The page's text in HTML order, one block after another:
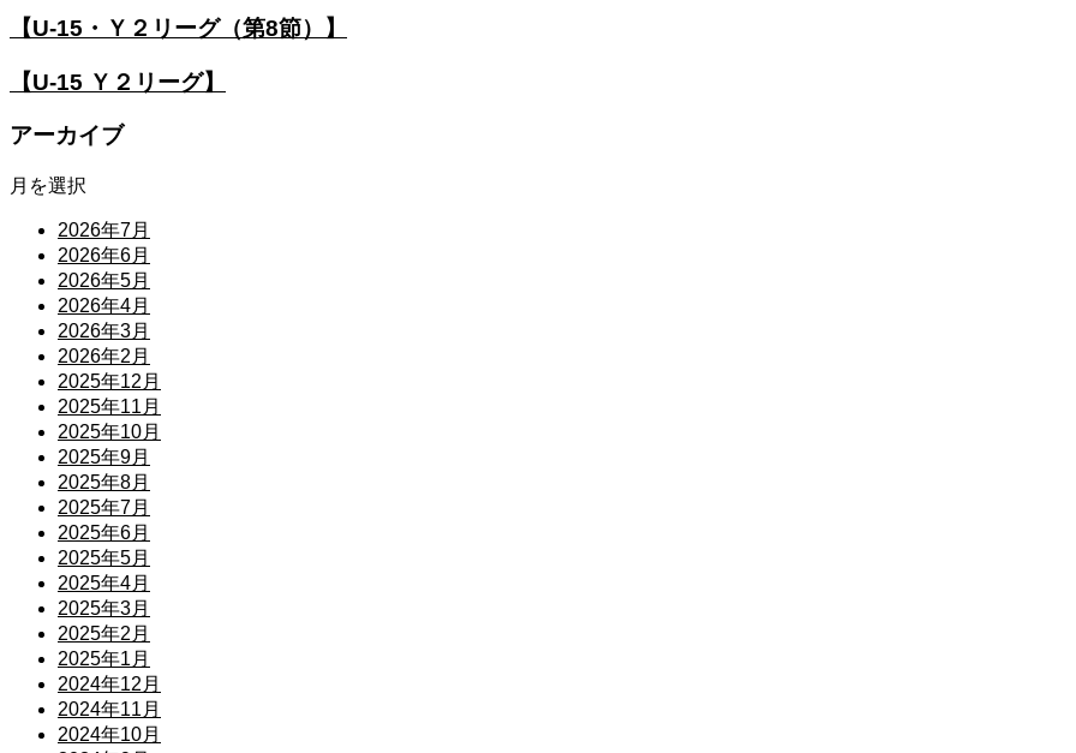
【U-15・Ｙ２リーグ（第8節）】
【U-15 Ｙ２リーグ】
アーカイブ
月を選択
2026年7月
2026年6月
2026年5月
2026年4月
2026年3月
2026年2月
2025年12月
2025年11月
2025年10月
2025年9月
2025年8月
2025年7月
2025年6月
2025年5月
2025年4月
2025年3月
2025年2月
2025年1月
2024年12月
2024年11月
2024年10月